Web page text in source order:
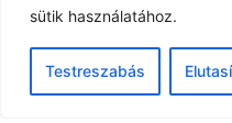
sütik használatához.
Testreszabás